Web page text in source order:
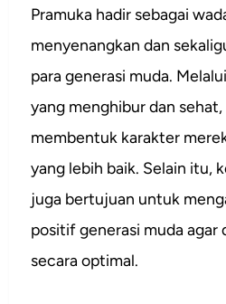
Pramuka hadir sebagai
menyenangkan dan
para generasi muda.
yang menghibur dan sehat,
membentuk karakter
yang lebih baik. Selain itu,
juga bertujuan untuk
positif generasi muda agar
secara optimal.